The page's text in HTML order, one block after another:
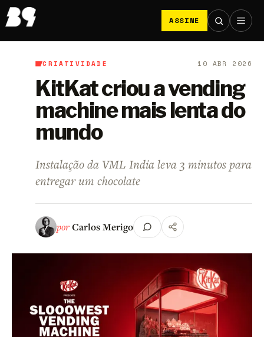
ASSINE
B9/Criatividade
CRIATIVIDADE 10 ABR 2026
KitKat criou a vending
machine mais lenta do
mundo
Instalação da VML India leva 3 minutos para
entregar um chocolate
porCarlos Merigo